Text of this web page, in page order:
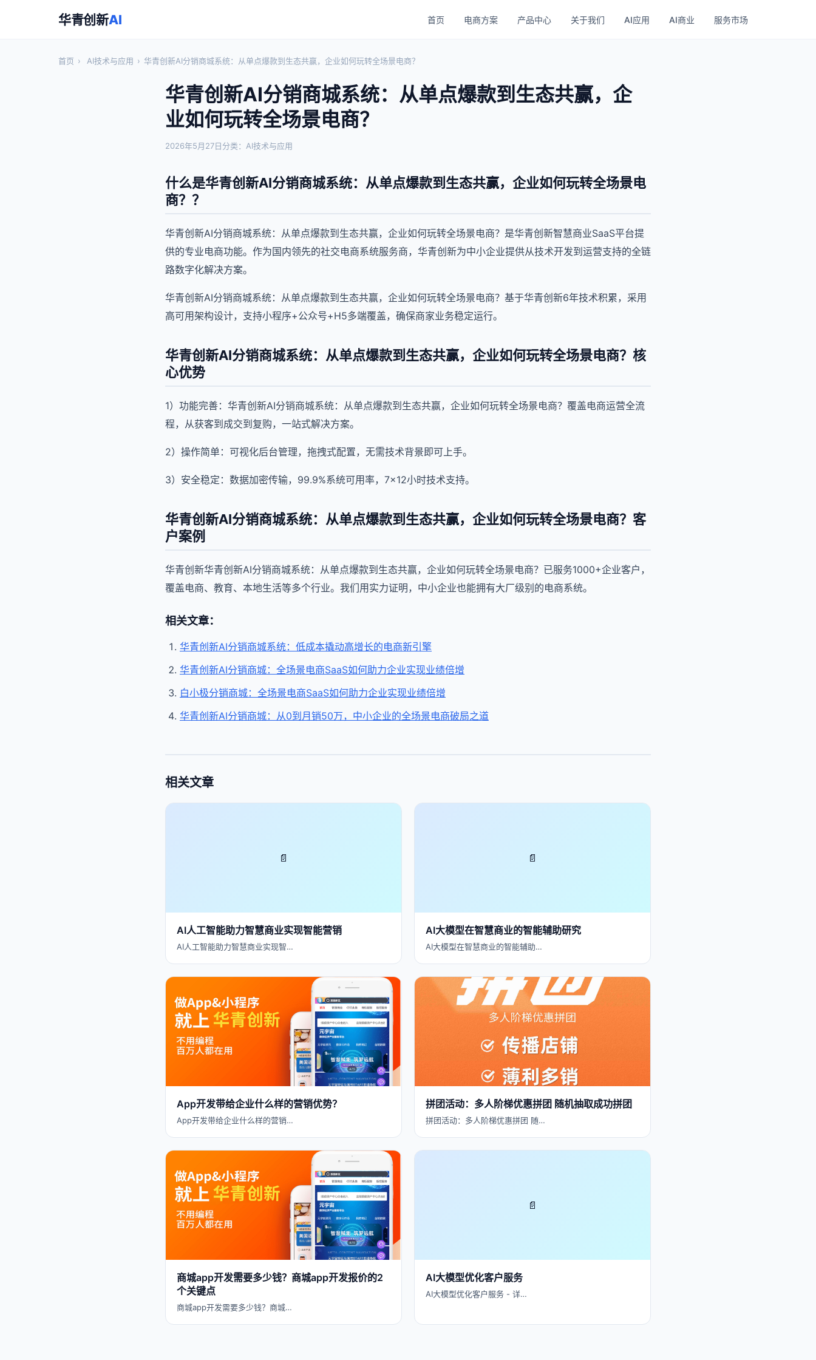
华青创新AI 首页 电商方案 产品中心 关于我们 AI应用 AI商业 服务市场
首页 › AI技术与应用 › 华青创新AI分销商城系统：从单点爆款到生态共赢，企业如何玩转全场景电商？
华青创新AI分销商城系统：从单点爆款到生态共赢，企
业如何玩转全场景电商？
2026年5月27日分类：AI技术与应用
什么是华青创新AI分销商城系统：从单点爆款到生态共赢，企业如何玩转全场景电
商？？
华青创新AI分销商城系统：从单点爆款到生态共赢，企业如何玩转全场景电商？是华青创新智慧商业SaaS平台提
供的专业电商功能。作为国内领先的社交电商系统服务商，华青创新为中小企业提供从技术开发到运营支持的全链
路数字化解决方案。
华青创新AI分销商城系统：从单点爆款到生态共赢，企业如何玩转全场景电商？基于华青创新6年技术积累，采用
高可用架构设计，支持小程序+公众号+H5多端覆盖，确保商家业务稳定运行。
华青创新AI分销商城系统：从单点爆款到生态共赢，企业如何玩转全场景电商？核
心优势
1）功能完善：华青创新AI分销商城系统：从单点爆款到生态共赢，企业如何玩转全场景电商？覆盖电商运营全流
程，从获客到成交到复购，一站式解决方案。
2）操作简单：可视化后台管理，拖拽式配置，无需技术背景即可上手。
3）安全稳定：数据加密传输，99.9%系统可用率，7×12小时技术支持。
华青创新AI分销商城系统：从单点爆款到生态共赢，企业如何玩转全场景电商？客
户案例
华青创新华青创新AI分销商城系统：从单点爆款到生态共赢，企业如何玩转全场景电商？已服务1000+企业客户，
覆盖电商、教育、本地生活等多个行业。我们用实力证明，中小企业也能拥有大厂级别的电商系统。
相关文章：
华青创新AI分销商城系统：低成本撬动高增长的电商新引擎
华青创新AI分销商城：全场景电商SaaS如何助力企业实现业绩倍增
白小极分销商城：全场景电商SaaS如何助力企业实现业绩倍增
华青创新AI分销商城：从0到月销50万，中小企业的全场景电商破局之道
相关文章
📄
AI人工智能助力智慧商业实现智能营销
AI人工智能助力智慧商业实现智…
📄
AI大模型在智慧商业的智能辅助研究
AI大模型在智慧商业的智能辅助…
App开发带给企业什么样的营销优势？
App开发带给企业什么样的营销…
拼团活动：多人阶梯优惠拼团 随机抽取成功拼团
拼团活动：多人阶梯优惠拼团 随…
商城app开发需要多少钱？商城app开发报价的2
个关键点
商城app开发需要多少钱？商城…
📄
AI大模型优化客户服务
AI大模型优化客户服务 - 详…